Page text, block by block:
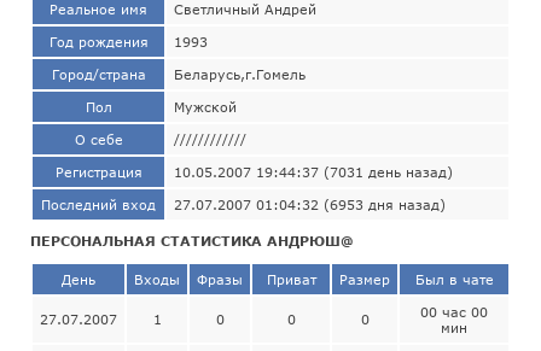
Реальное имя Светличный Андрей
Год рождения 1993
Город/страна Беларусь,г.Гомель
Пол Мужской
О себе ////////////
Регистрация 10.05.2007 19:44:37 (7031 день назад)
Последний вход 27.07.2007 01:04:32 (6953 дня назад)
ПЕРСОНАЛЬНАЯ СТАТИСТИКА АНДРЮШ@
День Входы Фразы Приват Размер Был в чате
27.07.2007 1 0 0 0
00 час 00
мин